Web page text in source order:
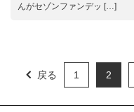
んがセゾンファンデッ […]
戻る 1 2